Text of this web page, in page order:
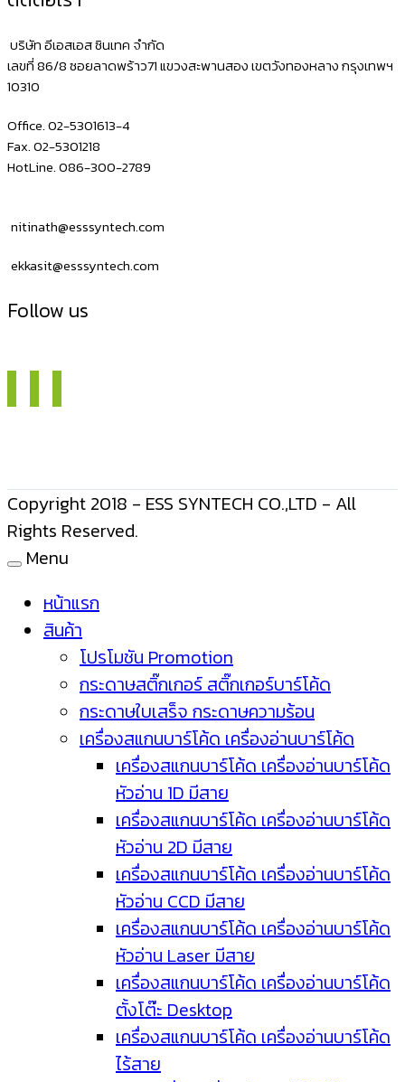
บริษัท อีเอสเอส ซินเทค จำกัด
เลขที่ 86/8 ซอยลาดพร้าว71 แขวงสะพานสอง เขตวังทองหลาง กรุงเทพฯ
10310
Office. 02-5301613-4
Fax. 02-5301218
HotLine. 086-300-2789
nitinath@esssyntech.com
ekkasit@esssyntech.com
Follow us
Copyright 2018 - ESS SYNTECH CO.,LTD - All
Rights Reserved.
Menu
หน้าแรก
สินค้า
โปรโมชัน Promotion
กระดาษสติ๊กเกอร์ สติ๊กเกอร์บาร์โค้ด
กระดาษใบเสร็จ กระดาษความร้อน
เครื่องสแกนบาร์โค้ด เครื่องอ่านบาร์โค้ด
เครื่องสแกนบาร์โค้ด เครื่องอ่านบาร์โค้ด
หัวอ่าน 1D มีสาย
เครื่องสแกนบาร์โค้ด เครื่องอ่านบาร์โค้ด
หัวอ่าน 2D มีสาย
เครื่องสแกนบาร์โค้ด เครื่องอ่านบาร์โค้ด
หัวอ่าน CCD มีสาย
เครื่องสแกนบาร์โค้ด เครื่องอ่านบาร์โค้ด
หัวอ่าน Laser มีสาย
เครื่องสแกนบาร์โค้ด เครื่องอ่านบาร์โค้ด
ตั้งโต๊ะ Desktop
เครื่องสแกนบาร์โค้ด เครื่องอ่านบาร์โค้ด
ไร้สาย